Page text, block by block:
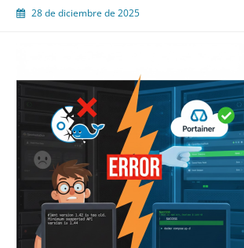
28 de diciembre de 2025